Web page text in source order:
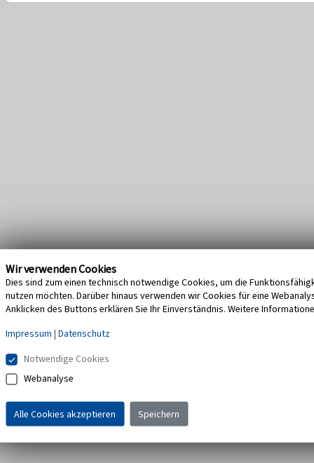
Wir verwenden Cookies
Dies sind zum einen technisch notwendige Cookies, um die
nutzen möchten. Darüber hinaus verwenden wir Cookies für eine
Anklicken des Buttons erklären Sie Ihr Einverständnis. Weitere
Impressum | Datenschutz
Notwendige Cookies
Webanalyse
Alle Cookies akzeptieren Speichern